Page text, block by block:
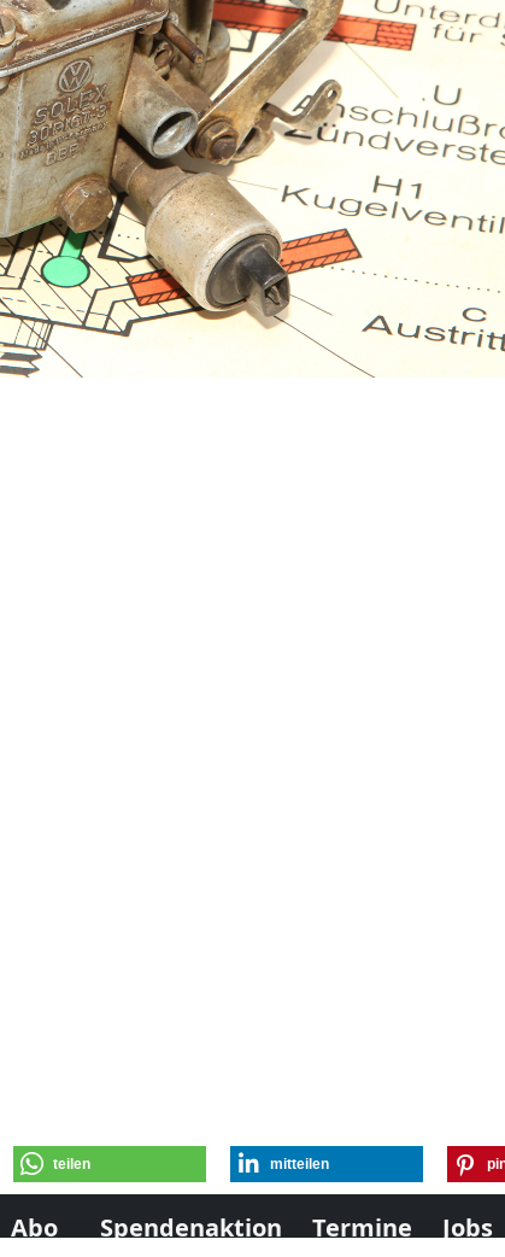
teilen mitteilen
Abo Spendenaktion Termine Jobs